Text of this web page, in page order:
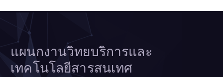
ง
แผนกงานวิทยบริการและ
เทคโนโลยีสารสนเทศ